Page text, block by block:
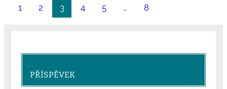
1 2 3 4 5 … 8
PŘÍSPĚVEK